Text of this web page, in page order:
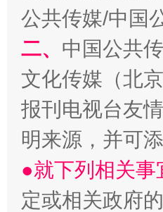
解纷+调解+退费，一次
公共传媒/中国
二、 中国公共
文化传媒（北
报刊电视台友
明来源，并可
●就下列相关
定或相关政府